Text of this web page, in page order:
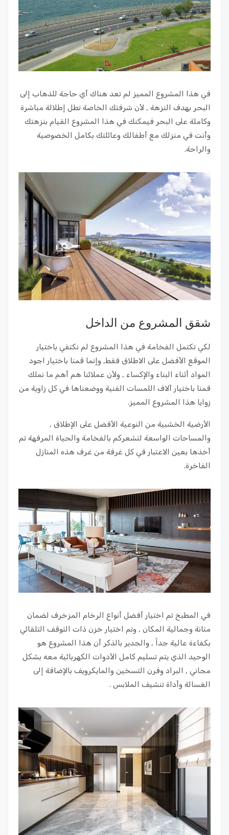
في هذا المشروع المميز لم تعد هناك أي حاجة للذهاب إلى
البحر بهدف النزهة , لأن شرفتك الخاصة تطل إطلالة مباشرة
وكاملة على البحر فيمكنك في هذا المشروع القيام بنزهتك
وأنت في منزلك مع أطفالك وعائلتك بكامل الخصوصية
والراحة.
شقق المشروع من الداخل
لكي تكتمل الفخامة في هذا المشروع لم نكتفي باختيار
الموقع الأفضل على الاطلاق فقط, وإنما قمنا باختيار اجود
المواد أثناء البناء والإكساء , ولأن عملائنا هم أهم ما نملك
قمنا باختيار آلاف اللمسات الفنية ووضعناها في كل زاوية من
زوايا هذا المشروع المميز.
الأرضية الخشبية من النوعية الأفضل على الإطلاق ,
والمساحات الواسعة لتشعركم بالفخامة والحياة المرفهة تم
أخذها بعين الاعتبار في كل غرفة من غرف هذه المنازل
الفاخرة.
في المطبخ تم اختيار أفضل أنواع الرخام المزخرف لضمان
متانة وجمالية المكان , وتم اختيار خزن ذات التوقف التلقائي
بكفاءة عالية جداً , والجدير بالذكر أن هذا المشروع هو
الوحيد الذي يتم تسليم كامل الأدوات الكهربائية معه بشكل
مجاني , البراد وفرن التسخين والمايكرويف بالإضافة إلى
الغسالة وأداة تنشيف الملابس .